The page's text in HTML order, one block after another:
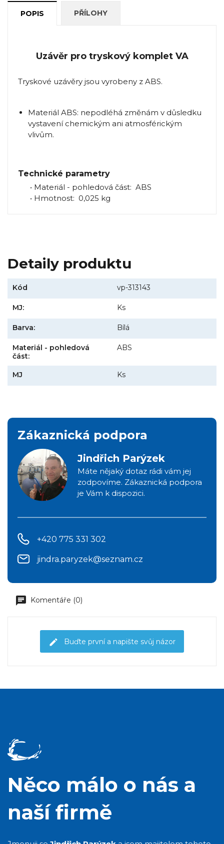
POPIS PŘÍLOHY
Uzávěr pro tryskový komplet VA
Tryskové uzávěry jsou vyrobeny z ABS.
Materiál ABS: nepodléhá změnám v důsledku
vystavení chemickým ani atmosférickým
vlivům.
Technické parametry
• Materiál - pohledová část: ABS
• Hmotnost: 0,025 kg
Detaily produktu
Kód vp-313143
MJ: Ks
Barva: Bílá
Materiál - pohledová
část:
ABS
MJ Ks
Zákaznická podpora
Jindřich Parýzek
Máte nějaký dotaz rádi vám jej
zodpovíme. Zákaznická podpora
je Vám k dispozici.
+420 775 331 302
jindra.paryzek@seznam.cz
Komentáře (0)
Buďte první a napište svůj názor
Něco málo o nás a
naší firmě